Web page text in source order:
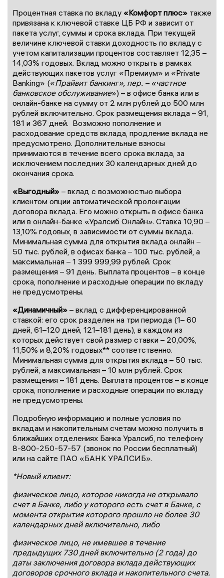
Процентная ставка по вкладу «Комфорт плюс» также
привязана к ключевой ставке ЦБ РФ и зависит от
пакета услуг, суммы и срока вклада. При текущей
величине ключевой ставки доходность по вкладу с
учетом капитализации процентов составляет 12,35 –
14,03% годовых. Вклад можно открыть в рамках
действующих пакетов услуг «Премиум» и «Private
Banking» («Прайвит банкинг», пер. – «частное
банковское обслуживание») – в офисе банка или в
онлайн-банке на сумму от 2 млн рублей до 500 млн
рублей включительно. Срок размещения вклада – 91,
181 и 367 дней. Возможно пополнение и
расходование средств вклада, продление вклада не
предусмотрено. Дополнительные взносы
принимаются в течение всего срока вклада, за
исключением последних 30 календарных дней до
окончания срока.
«Выгодный» – вклад с возможностью выбора
клиентом опции автоматической пролонгации
договора вклада. Его можно открыть в офисе банка
или в онлайн-банке «Уралсиб Онлайн». Ставка 10,90 –
13,10% годовых, в зависимости от суммы вклада.
Минимальная сумма для открытия вклада онлайн –
50 тыс. рублей, в офисах банка – 100 тыс. рублей, а
максимальная – 1 399 999,99 рублей. Срок
размещения – 91 день. Выплата процентов – в конце
срока, пополнение и расходные операции по вкладу
не предусмотрены.
«Динамичный» – вклад с дифференцированной
ставкой: его срок разделен на три периода (1– 60
дней, 61–120 дней, 121–181 день), в каждом из
которых действует свой размер ставки – 20,00%,
11,50% и 8,20% годовых** соответственно.
Минимальная сумма для открытия вклада – 50 тыс.
рублей, а максимальная – 10 млн рублей. Срок
размещения – 181 день. Выплата процентов – в конце
срока, пополнение и расходные операции по вкладу
не предусмотрены.
Подробную информацию и полные условия по
вкладам и накопительным счетам можно получить в
ближайших отделениях Банка Уралсиб, по телефону
8-800-250-57-57 (звонок по России бесплатный)
или на сайте ПАО «БАНК УРАЛСИБ».
*Новый клиент:
физическое лицо, которое никогда не открывало
счет в Банке, либо у которого есть счет в Банке, с
момента открытия которого прошло не более 30
календарных дней включительно, либо
физическое лицо, не имевшее в течение
предыдущих 730 дней включительно (2 года) до
даты заключения договора вклада действующих
договоров срочного вклада и накопительного счета.